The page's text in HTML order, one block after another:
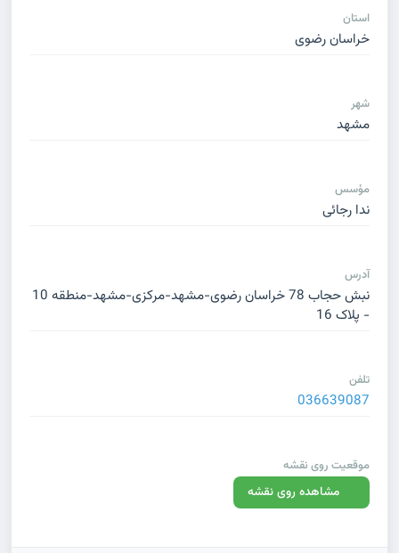
استان
خراسان رضوی
شهر
مشهد
مؤسس
ندا رجائی
آدرس
نبش حجاب 78 خراسان رضوی-مشهد-مرکزی-مشهد-منطقه 10
- پلاک 16
تلفن
036639087
موقعیت روی نقشه
مشاهده روی نقشه